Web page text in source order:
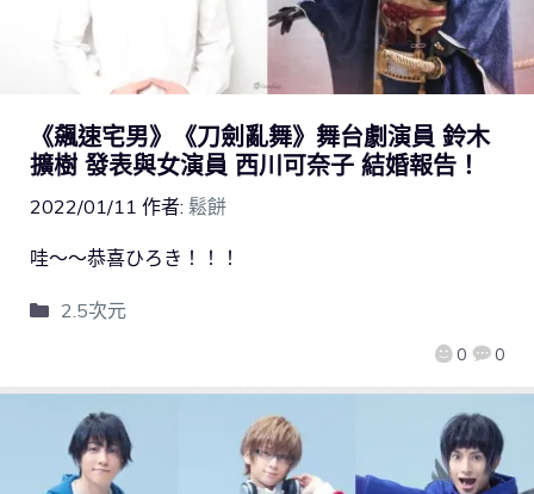
《飆速宅男》《刀劍亂舞》舞台劇演員 鈴木
擴樹 發表與女演員 西川可奈子 結婚報告！
2022/01/11 作者: 鬆餅
0 0
哇～～恭喜ひろき！！！
2.5次元